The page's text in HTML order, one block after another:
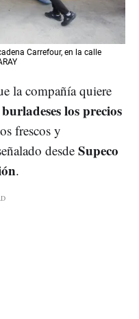
Carrefour, en la calle
la compañía quiere
los precios
frescos y
desde Supeco
.